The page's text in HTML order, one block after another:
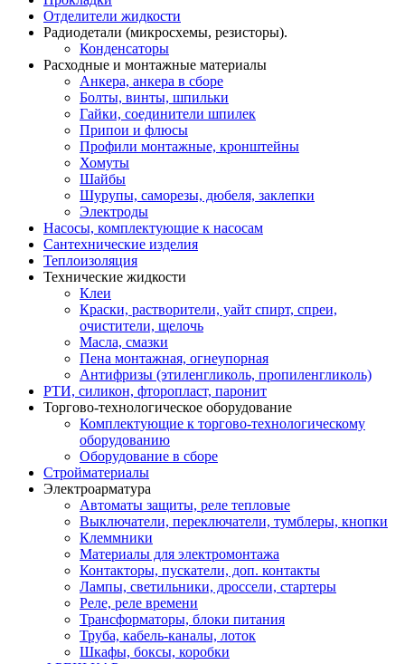
Отделители жидкости
Радиодетали (микросхемы, резисторы).
Конденсаторы
Расходные и монтажные материалы
Анкера, анкера в сборе
Болты, винты, шпильки
Гайки, соединители шпилек
Припои и флюсы
Профили монтажные, кронштейны
Хомуты
Шайбы
Шурупы, саморезы, дюбеля, заклепки
Электроды
Насосы, комплектующие к насосам
Сантехнические изделия
Теплоизоляция
Технические жидкости
Клеи
Краски, растворители, уайт спирт, спреи,
очистители, щелочь
Масла, смазки
Пена монтажная, огнеупорная
Антифризы (этиленгликоль, пропиленгликоль)
РТИ, силикон, фторопласт, паронит
Торгово-технологическое оборудование
Комплектующие к торгово-технологическому
оборудованию
Оборудование в сборе
Стройматериалы
Электроарматура
Автоматы защиты, реле тепловые
Выключатели, переключатели, тумблеры, кнопки
Клеммники
Материалы для электромонтажа
Контакторы, пускатели, доп. контакты
Лампы, светильники, дроссели, стартеры
Реле, реле времени
Трансформаторы, блоки питания
Труба, кабель-каналы, лоток
Шкафы, боксы, коробки